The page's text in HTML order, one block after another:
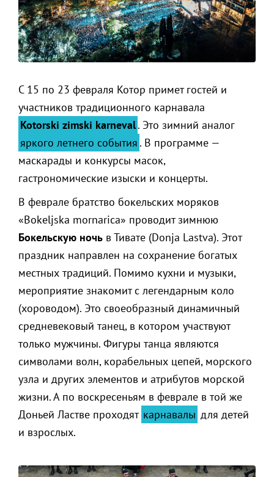
С 15 по 23 февраля Котор примет гостей и
участников традиционного карнавала
Kotorski zimski karneval. Это зимний аналог
яркого летнего события . В программе —
маскарады и конкурсы масок,
гастрономические изыски и концерты.
В феврале братство бокельских моряков
«Bokeljska mornarica» проводит зимнюю
Бокельскую ночь в Тивате (Donja Lastva). Этот
праздник направлен на сохранение богатых
местных традиций. Помимо кухни и музыки,
мероприятие знакомит с легендарным коло
(хороводом). Это своеобразный динамичный
средневековый танец, в котором участвуют
только мужчины. Фигуры танца являются
символами волн, корабельных цепей, морского
узла и других элементов и атрибутов морской
жизни. А по воскресеньям в феврале в той же
Доньей Ластве проходят карнавалы для детей
и взрослых.